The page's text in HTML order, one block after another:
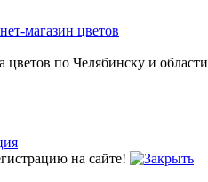
цветов по Челябинску и области
на сайте!